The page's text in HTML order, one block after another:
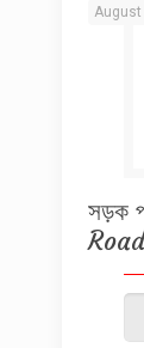
August
সড়ক